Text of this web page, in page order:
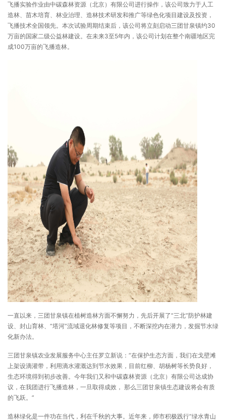
飞播实验作业由中碳森林资源（北京）有限公司进行操作，该公司致力于人工
造林、苗木培育、林业治理、造林技术研发和推广等绿色化项目建设及投资，
飞播技术全国领先。本次试验周期结束后，该公司将立刻启动三团甘泉镇约30
万亩的国家二级公益林建设。在未来3至5年内，该公司计划在整个南疆地区完
成100万亩的飞播造林。
一直以来，三团甘泉镇在植树造林方面不懈努力，先后开展了“三北”防护林建
设、封山育林、“塔河”流域退化林修复等项目，不断深挖内在潜力，发掘节水绿
化新办法。
三团甘泉镇农业发展服务中心主任罗立新说：“在保护生态方面，我们在戈壁滩
上架设滴灌带，利用滴水灌溉达到节水效果，目前红柳、胡杨树等长势良好，
生态环境得到初步改善。今年我们又和中碳森林资源（北京）有限公司达成协
议，在我团进行飞播造林，一旦取得成效， 那么三团甘泉镇生态建设将会有质
的飞跃。”
造林绿化是一件功在当代，利在千秋的大事。近年来，师市积极践行“绿水青山